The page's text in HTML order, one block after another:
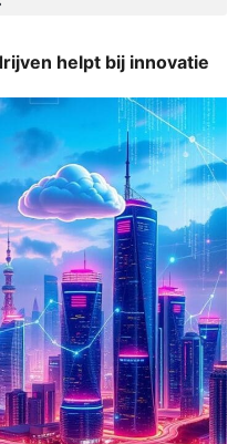
helpt bij innovatie